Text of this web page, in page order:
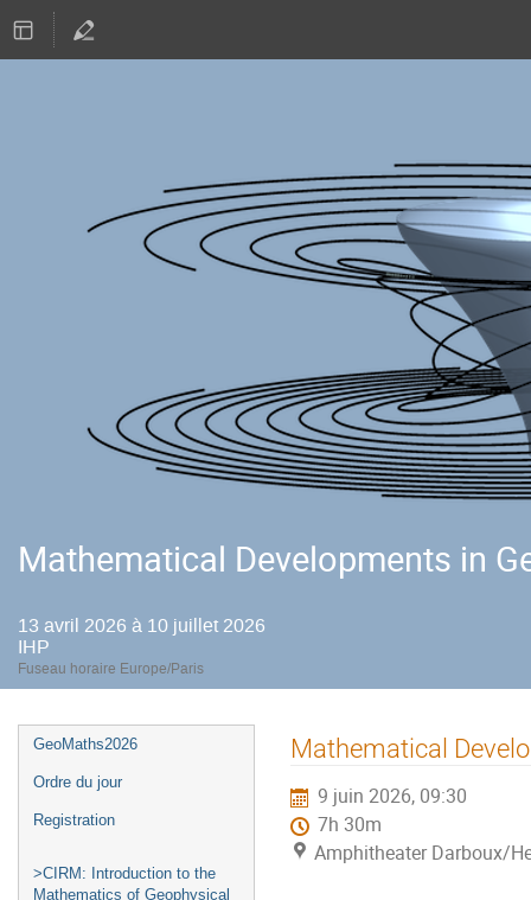
Mathematical Developments in
13 avril 2026 à 10 juillet 2026
IHP
Fuseau horaire Europe/Paris
Menu
de
GeoMaths2026
Ordre du jour
Registration
>CIRM: Introduction to the
Mathematics of Geophysical
Mathematical
9 juin 2026, 09:30
7h 30m
Amphitheater Darboux/